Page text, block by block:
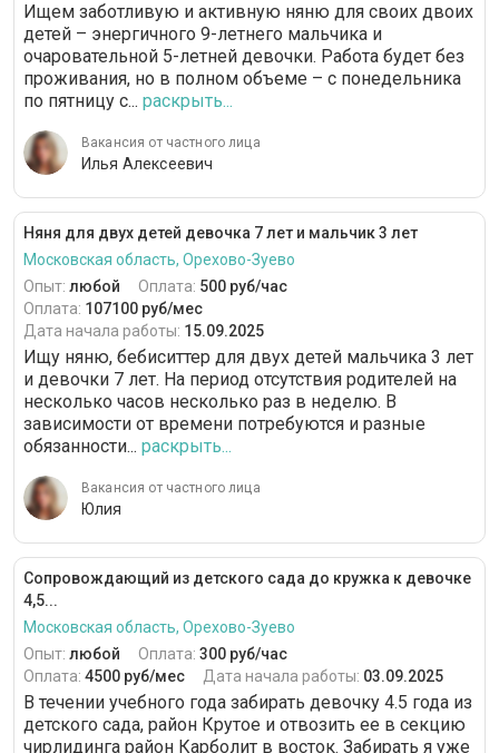
Ищем заботливую и активную няню для своих двоих
детей – энергичного 9-летнего мальчика и
очаровательной 5-летней девочки. Работа будет без
проживания, но в полном объеме – с понедельника
по пятницу с... раскрыть...
Вакансия от частного лица
Илья Алексеевич
Няня для двух детей девочка 7 лет и мальчик 3 лет
Московская область, Орехово-Зуево
Опыт: любой Оплата: 500 руб/час
Оплата: 107100 руб/мес
Дата начала работы: 15.09.2025
Ищу няню, бебиситтер для двух детей мальчика 3 лет
и девочки 7 лет. На период отсутствия родителей на
несколько часов несколько раз в неделю. В
зависимости от времени потребуются и разные
обязанности... раскрыть...
Вакансия от частного лица
Юлия
Сопровождающий из детского сада до кружка к девочке
4,5...
Московская область, Орехово-Зуево
Опыт: любой Оплата: 300 руб/час
Оплата: 4500 руб/мес Дата начала работы: 03.09.2025
В течении учебного года забирать девочку 4.5 года из
детского сада, район Крутое и отвозить ее в секцию
чирлидинга район Карболит в восток. Забирать я уже